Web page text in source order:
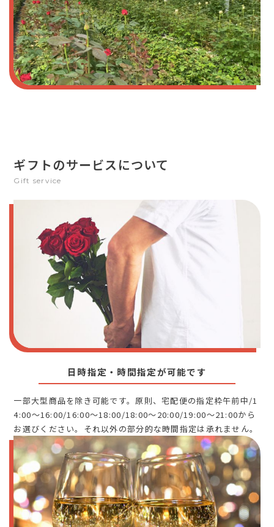
ギフトのサービスについて
Gift service
日時指定・時間指定が可能です
一部大型商品を除き可能です。原則、宅配便の指定枠午前中/1
4:00～16:00/16:00～18:00/18:00～20:00/19:00～21:00から
お選びください。それ以外の部分的な時間指定は承れません。